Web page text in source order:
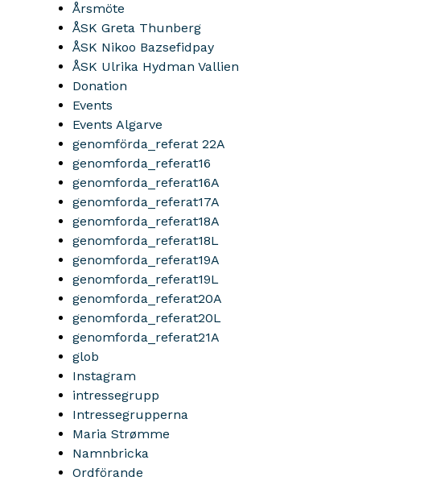
Årsmöte
ÅSK Greta Thunberg
ÅSK Nikoo Bazsefidpay
ÅSK Ulrika Hydman Vallien
Donation
Events
Events Algarve
genomförda_referat 22A
genomforda_referat16
genomforda_referat16A
genomforda_referat17A
genomforda_referat18A
genomforda_referat18L
genomforda_referat19A
genomforda_referat19L
genomforda_referat20A
genomforda_referat20L
genomforda_referat21A
glob
Instagram
intressegrupp
Intressegrupperna
Maria Strømme
Namnbricka
Ordförande